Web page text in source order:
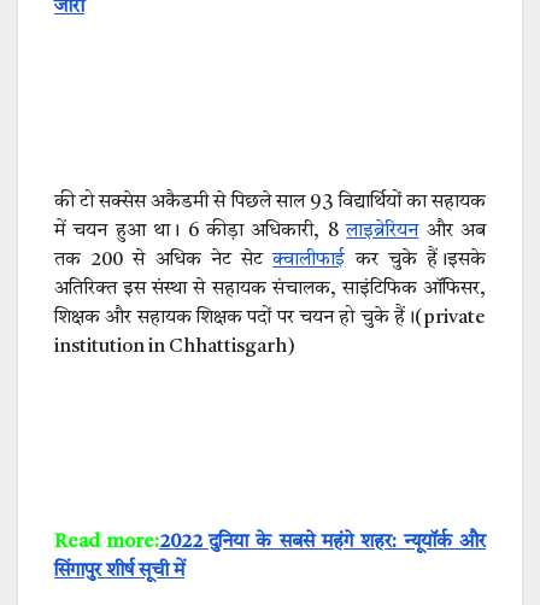
जारी
की टो सक्सेस अकैडमी से पिछले साल 93 विद्यार्थियों का सहायक
में चयन हुआ था। 6 कीड़ा अधिकारी, 8लाइब्रेरियनऔर अब
तक 200 से अधिक नेट सेटक्वालीफाईकर चुके हैं।इसके
अतिरिक्त इस संस्था से सहायक संचालक, साइंटिफिक ऑफिसर,
शिक्षक और सहायक शिक्षक पदों पर चयन हो चुके हैं।(private
institution in Chhattisgarh)
Read more:2022 दुनिया के सबसे महंगे शहर: न्यूयॉर्क और
सिंगापुर शीर्ष सूची में